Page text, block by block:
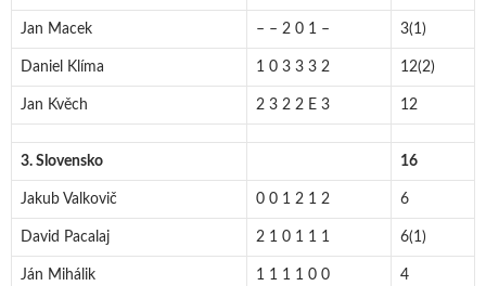
Jan Macek – – 2 0 1 – 3(1)
Daniel Klíma 1 0 3 3 3 2 12(2)
Jan Kvěch 2 3 2 2 E 3 12
3. Slovensko 16
Jakub Valkovič 0 0 1 2 1 2 6
David Pacalaj 2 1 0 1 1 1 6(1)
Ján Mihálik 1 1 1 1 0 0 4